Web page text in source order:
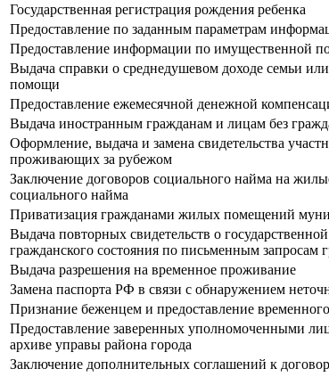
Государственная регистрация рождения ребенка
Предоставление по заданным параметрам
Предоставление информации по имущественной
Выдача справки о среднедушевом доходе семьи
помощи
Предоставление ежемесячной денежной
Выдача иностранным гражданам и лицам без
Оформление, выдача и замена свидетельства
проживающих за рубежом
Заключение договоров социального найма на
социального найма
Приватизация гражданами жилых помещений
Выдача повторных свидетельств о
гражданского состояния по письменным запросам
Выдача разрешения на временное проживание
Замена паспорта РФ в связи с обнаружением
Признание беженцем и предоставление
Предоставление заверенных уполномоченными
архиве управы района города
Заключение дополнительных соглашений к